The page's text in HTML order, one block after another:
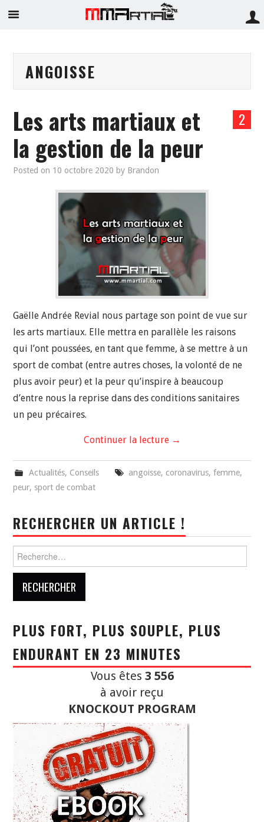
ANGOISSE
2
Les arts martiaux et
la gestion de la peur
Posted on 10 octobre 2020 by Brandon
Gaëlle Andrée Revial nous partage son point de vue sur
les arts martiaux. Elle mettra en parallèle les raisons
qui l’ont poussées, en tant que femme, à se mettre à un
sport de combat (entre autres choses, la volonté de ne
plus avoir peur) et la peur qu’inspire à beaucoup
d’entre nous la reprise dans des conditions sanitaires
un peu précaires.
Continuer la lecture →
Actualités, Conseils angoisse, coronavirus, femme,
peur, sport de combat
RECHERCHER UN ARTICLE !
PLUS FORT, PLUS SOUPLE, PLUS
ENDURANT EN 23 MINUTES
Vous êtes 3 556
à avoir reçu
KNOCKOUT PROGRAM